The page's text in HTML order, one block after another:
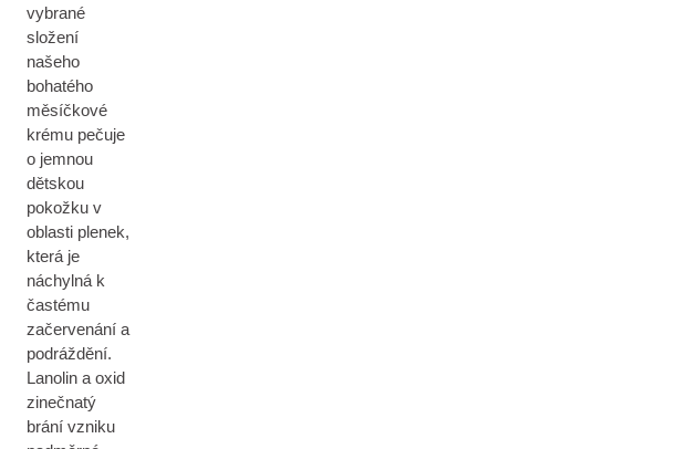
vybrané
složení
našeho
bohatého
měsíčkové
krému pečuje
o jemnou
dětskou
pokožku v
oblasti plenek,
která je
náchylná k
častému
začervenání a
podráždění.
Lanolin a oxid
zinečnatý
brání vzniku